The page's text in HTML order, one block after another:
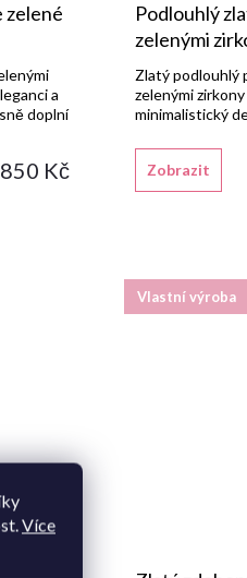
Více
zelené
Kč
a
doplní
Podlouhlý
zelenými
Zobrazit
Zlatý podlouhlý
zelenými
minimalistický
Vlastní výroba